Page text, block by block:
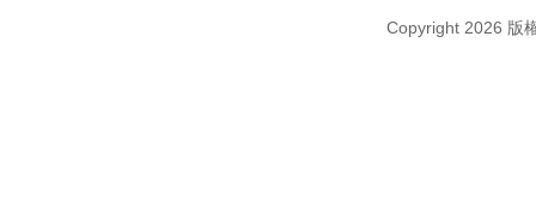
Copyright 2026 版